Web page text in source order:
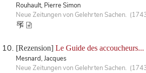
Rouhault, Pierre Simon
Neue Zeitungen von Gelehrten Sachen.
[Rezension] Le Guide des accoucheurs...
Mesnard, Jacques
Neue Zeitungen von Gelehrten Sachen.